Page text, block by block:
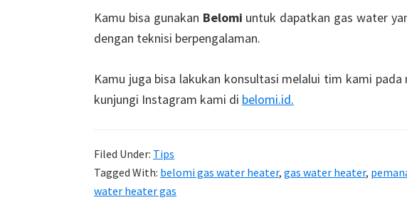
Kamu bisa gunakan Belomi untuk dapatkan gas water
dengan teknisi berpengalaman.
Kamu juga bisa lakukan konsultasi melalui tim kami
kunjungi Instagram kami di belomi.id.
Filed Under: Tips
Tagged With: belomi gas water heater, gas water heater,
water heater gas